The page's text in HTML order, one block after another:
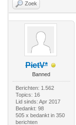
Zoek
PietV*
Banned
Berichten: 1.562
Topics: 16
Lid sinds: Apr 2017
Bedankt: 98
505 x bedankt in 350
berichten